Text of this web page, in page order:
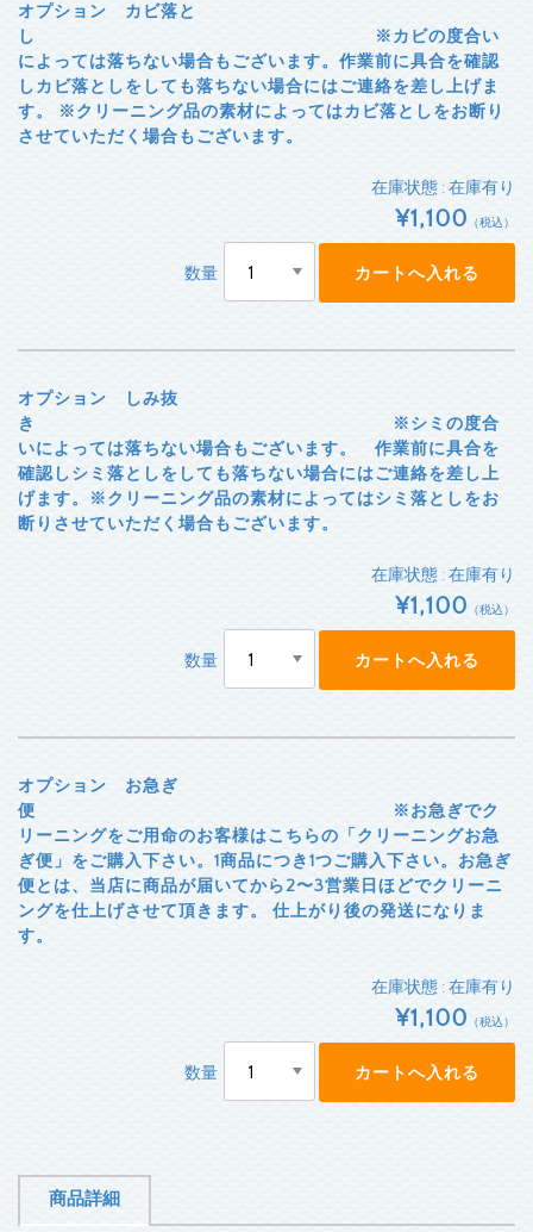
オプション カビ落と
し ※カビの度合い
によっては落ちない場合もございます。作業前に具合を確認
しカビ落としをしても落ちない場合にはご連絡を差し上げま
す。 ※クリーニング品の素材によってはカビ落としをお断り
させていただく場合もございます。
在庫状態 : 在庫有り
¥1,100 （税込）
数量
オプション しみ抜
き ※シミの度合
いによっては落ちない場合もございます。 作業前に具合を
確認しシミ落としをしても落ちない場合にはご連絡を差し上
げます。※クリーニング品の素材によってはシミ落としをお
断りさせていただく場合もございます。
在庫状態 : 在庫有り
¥1,100 （税込）
数量
オプション お急ぎ
便 ※お急ぎでク
リーニングをご用命のお客様はこちらの「クリーニングお急
ぎ便」をご購入下さい。1商品につき1つご購入下さい。お急ぎ
便とは、当店に商品が届いてから2〜3営業日ほどでクリーニ
ングを仕上げさせて頂きます。 仕上がり後の発送になりま
す。
在庫状態 : 在庫有り
¥1,100 （税込）
数量
商品詳細